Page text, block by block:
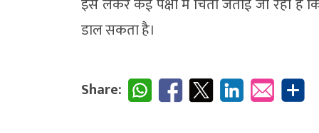
डाल सकता है।
Share: